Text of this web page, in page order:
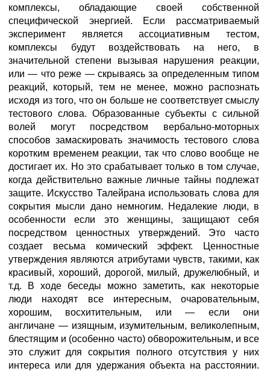
комплексы, обладающие своей собственной
специфической энергией. Если рассматриваемый
эксперимент является ассоциативным тестом,
комплексы будут воздействовать на него, в
значительной степени вызывая нарушения реакции,
или — что реже — скрываясь за определенным типом
реакций, который, тем не менее, можно распознать
исходя из того, что он больше не соответствует смыслу
тестового слова. Образованные субъекты с сильной
волей могут посредством вербально-моторных
способов замаскировать значимость тестового слова
коротким временем реакции, так что слово вообще не
достигает их. Но это срабатывает только в том случае,
когда действительно важные личные тайны подлежат
защите. Искусство Талейрана использовать слова для
сокрытия мысли дано немногим. Недалекие люди, в
особенности если это женщины, защищают себя
посредством ценностных утверждений. Это часто
создает весьма комический эффект. Ценностные
утверждения являются атрибутами чувств, такими, как
красивый, хороший, дорогой, милый, дружелюбный, и
т.д. В ходе беседы можно заметить, как некоторые
люди находят все интересным, очаровательным,
хорошим, восхитительным, или — если они
англичане — изящным, изумительным, великолепным,
блестящим и (особенно часто) обворожительным, и все
это служит для сокрытия полного отсутствия у них
интереса или для удержания объекта на расстоянии.